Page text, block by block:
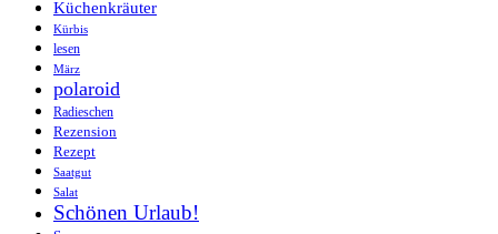
Küchenkräuter
Kürbis
lesen
März
polaroid
Radieschen
Rezension
Rezept
Saatgut
Salat
Schönen Urlaub!